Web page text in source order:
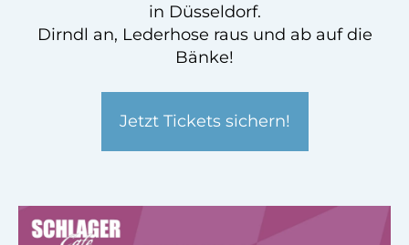
in Düsseldorf.
Dirndl an, Lederhose raus und ab auf die
Bänke!
Jetzt Tickets sichern!